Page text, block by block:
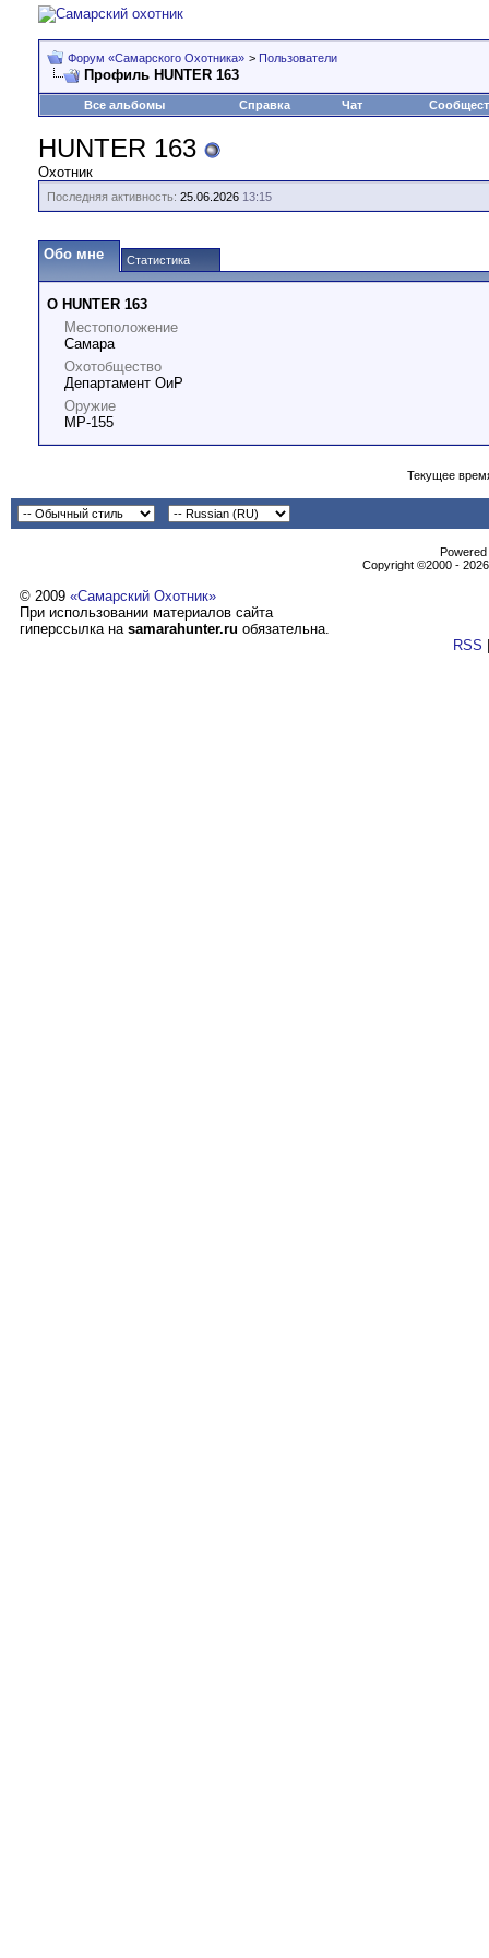
Форум «Самарского Охотника» > Пользователи
Профиль HUNTER 163
Все альбомы Справка Чат
HUNTER 163
Охотник
Последняя активность: 25.06.2026 13:15
Обо мне Статистика
О HUNTER 163
Местоположение
Самара
Охотобщество
Департамент ОиР
Оружие
МР-155
Текущее
Copyright ©2000 -
© 2009 «Самарский Охотник»
При использовании материалов сайта
гиперссылка на samarahunter.ru обязательна.
RSS